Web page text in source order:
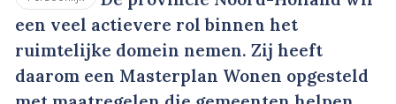
een veel actievere rol binnen het
ruimtelijke domein nemen. Zij heeft
daarom een Masterplan Wonen opgesteld